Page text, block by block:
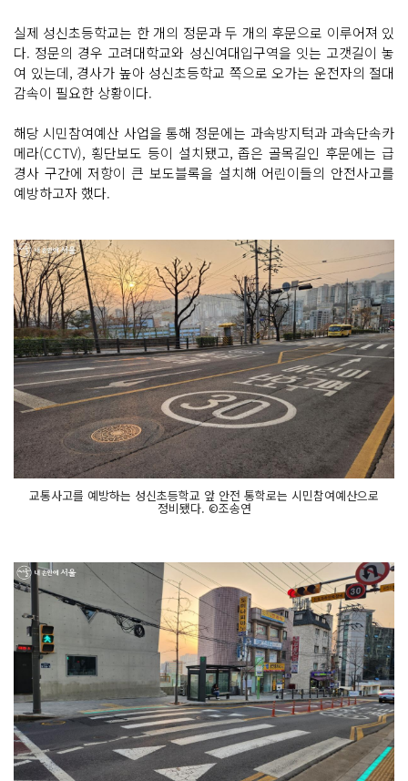
실제 성신초등학교는 한 개의 정문과 두 개의 후문으로 이루어져 있
다. 정문의 경우 고려대학교와 성신여대입구역을 잇는 고갯길이 놓
여 있는데, 경사가 높아 성신초등학교 쪽으로 오가는 운전자의 절대
감속이 필요한 상황이다.
해당 시민참여예산 사업을 통해 정문에는 과속방지턱과 과속단속카
메라(CCTV), 횡단보도 등이 설치됐고, 좁은 골목길인 후문에는 급
경사 구간에 저항이 큰 보도블록을 설치해 어린이들의 안전사고를
예방하고자 했다.
교통사고를 예방하는 성신초등학교 앞 안전 통학로는 시민참여예산으로
정비됐다. ©조송연